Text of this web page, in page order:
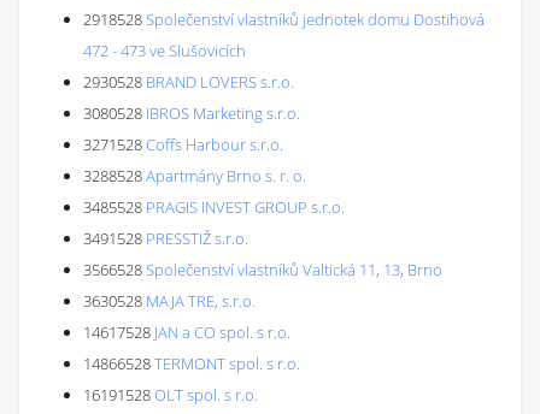
2918528Společenství vlastníků jednotek domu Dostihová
472 - 473 ve Slušovicích
2930528 BRAND LOVERS s.r.o.
3080528 IBROS Marketing s.r.o.
3271528Coffs Harbour s.r.o.
3288528Apartmány Brno s. r. o.
3485528 PRAGIS INVEST GROUP s.r.o.
3491528 PRESSTIŽ s.r.o.
3566528Společenství vlastníků Valtická 11, 13, Brno
3630528 MAJA TRE, s.r.o.
14617528 JAN a CO spol. s r.o.
14866528TERMONT spol. s r.o.
16191528OLT spol. s r.o.